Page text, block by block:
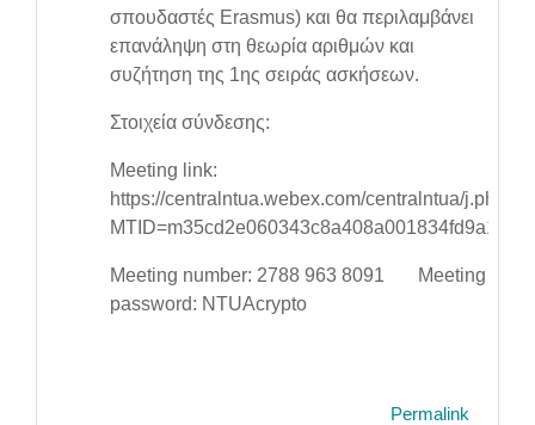
σπουδαστές Erasmus) και θα περιλαμβάνει
επανάληψη στη θεωρία αριθμών και
συζήτηση της 1ης σειράς ασκήσεων.
Στοιχεία σύνδεσης:
Meeting link:
https://centralntua.webex.com/centralntua/j.php?
MTID=m35cd2e060343c8a408a001834fd9a13c
Meeting number: 2788 963 8091 Meeting
password: NTUAcrypto
Permalink